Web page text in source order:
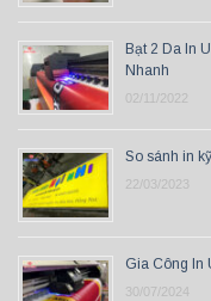
Bạt 2 Da In
Nhanh
02/11/2022
So sánh in
22/03/2023
Gia Công In
30/07/2024